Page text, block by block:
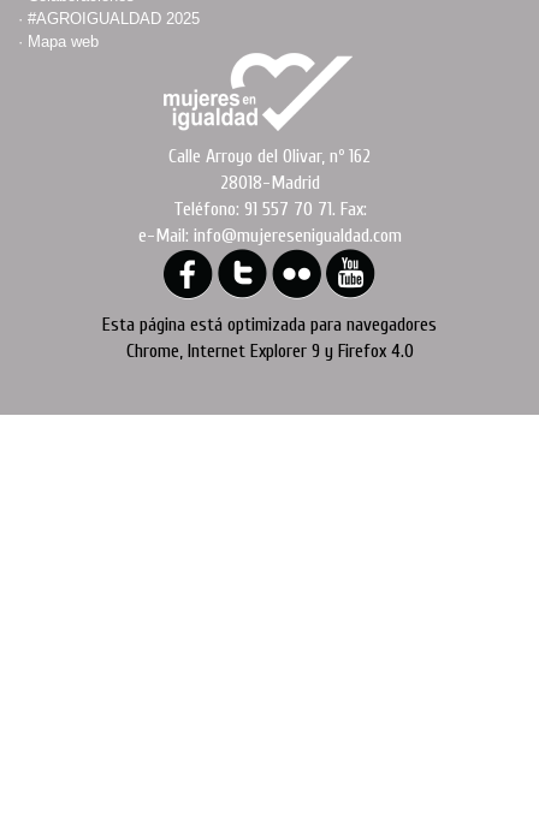
· #AGROIGUALDAD 2025
· Mapa web
Calle Arroyo del Olivar, nº 162
28018-Madrid
Teléfono: 91 557 70 71. Fax:
e-Mail: info@mujeresenigualdad.com
Esta página está optimizada para navegadores
Chrome, Internet Explorer 9 y Firefox 4.0